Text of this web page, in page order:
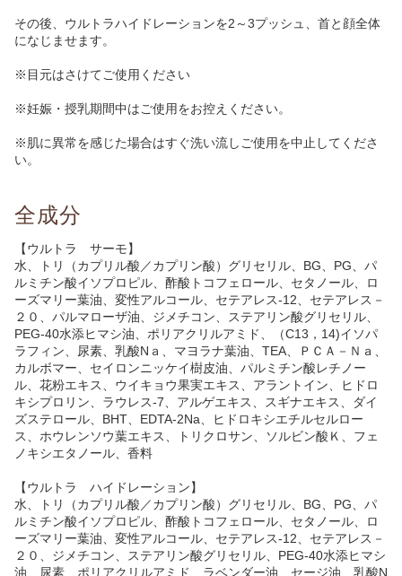
その後、ウルトラハイドレーションを2～3プッシュ、首と顔全体
になじませます。
※目元はさけてご使用ください
※妊娠・授乳期間中はご使用をお控えください。
※肌に異常を感じた場合はすぐ洗い流しご使用を中止してくださ
い。
全成分
【ウルトラ サーモ】
水、トリ（カプリル酸／カプリン酸）グリセリル、BG、PG、パ
ルミチン酸イソプロピル、酢酸トコフェロール、セタノール、ロ
ーズマリー葉油、変性アルコール、セテアレス-12、セテアレス－
２０、パルマローザ油、ジメチコン、ステアリン酸グリセリル、
PEG-40水添ヒマシ油、ポリアクリルアミド、（C13，14)イソパ
ラフィン、尿素、乳酸Nａ、マヨラナ葉油、TEA、ＰＣＡ－Ｎａ、
カルボマー、セイロンニッケイ樹皮油、パルミチン酸レチノー
ル、花粉エキス、ウイキョウ果実エキス、アラントイン、ヒドロ
キシプロリン、ラウレス-7、アルゲエキス、スギナエキス、ダイ
ズステロール、BHT、EDTA-2Na、ヒドロキシエチルセルロー
ス、ホウレンソウ葉エキス、トリクロサン、ソルビン酸Ｋ、フェ
ノキシエタノール、香料
【ウルトラ ハイドレーション】
水、トリ（カプリル酸／カプリン酸）グリセリル、BG、PG、パ
ルミチン酸イソプロピル、酢酸トコフェロール、セタノール、ロ
ーズマリー葉油、変性アルコール、セテアレス-12、セテアレス－
２０、ジメチコン、ステアリン酸グリセリル、PEG-40水添ヒマシ
油、尿素、ポリアクリルアミド、ラベンダー油、セージ油、乳酸N